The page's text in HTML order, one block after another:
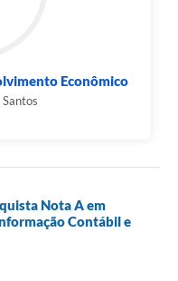
Econômico
Nota A em
Contábil e